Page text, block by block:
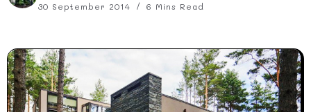
30 September 2014 6 Mins Read